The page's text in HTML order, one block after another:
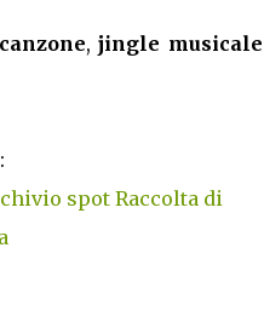
canzone,jingle musicale
:
spot Raccolta di